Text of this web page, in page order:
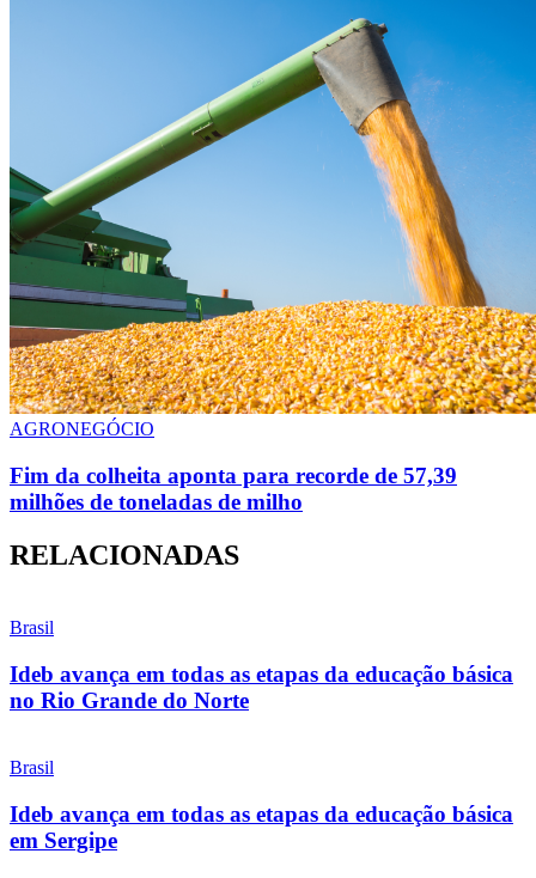
AGRONEGÓCIO
Fim da colheita aponta para recorde de 57,39
milhões de toneladas de milho
RELACIONADAS
Brasil
Ideb avança em todas as etapas da educação básica
no Rio Grande do Norte
Brasil
Ideb avança em todas as etapas da educação básica
em Sergipe